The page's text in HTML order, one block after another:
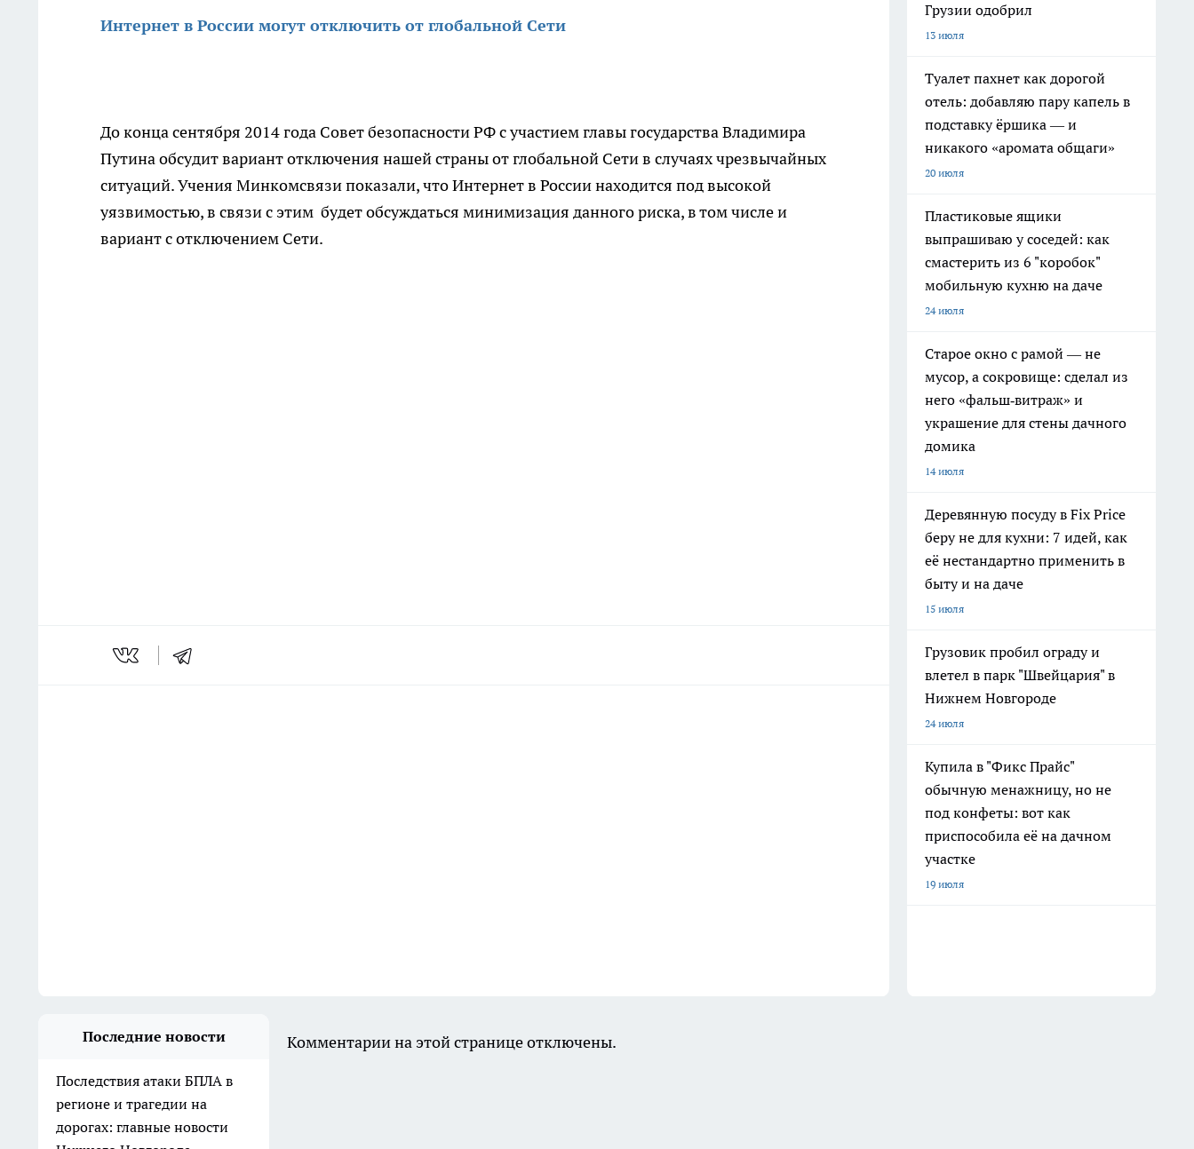
Интернет в России могут отключить от глобальной Сети
До конца сентября 2014 года Совет безопасности РФ с участием главы государства Владимира
Путина обсудит вариант отключения нашей страны от глобальной Сети в случаях чрезвычайных
ситуаций. Учения Минкомсвязи показали, что Интернет в России находится под высокой
уязвимостью, в связи с этим будет обсуждаться минимизация данного риска, в том числе и
вариант с отключением Сети.
Грузии одобрил
13 июля
Туалет пахнет как дорогой
отель: добавляю пару капель в
подставку ёршика — и
никакого «аромата общаги»
20 июля
Пластиковые ящики
выпрашиваю у соседей: как
смастерить из 6 "коробок"
мобильную кухню на даче
24 июля
Старое окно с рамой — не
мусор, а сокровище: сделал из
него «фальш‑витраж» и
украшение для стены дачного
домика
14 июля
Деревянную посуду в Fix Price
беру не для кухни: 7 идей, как
её нестандартно применить в
быту и на даче
15 июля
Грузовик пробил ограду и
влетел в парк "Швейцария" в
Нижнем Новгороде
24 июля
Купила в "Фикс Прайс"
обычную менажницу, но не
под конфеты: вот как
приспособила её на дачном
участке
19 июля
Последние новости
Последствия атаки БПЛА в
регионе и трагедии на
дорогах: главные новости
Комментарии на этой странице отключены.